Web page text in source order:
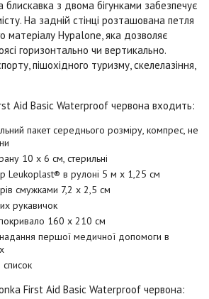
блискавка з двома бігунками забезпечує
На задній стінці розташована петля
матеріалу Hypalone , яка дозволяє
горизонтально чи вертикально.
пішохідного туризму, скелелазіння,
Aid Basic Waterproof червона входить:
пакет середнього розміру, компрес, не
10 x 6 см, стерильні
Leukoplast® в рулоні 5 м x 1,25 см
смужками 7,2 x 2,5 см
рукавичок
160 x 210 см
надання першої медичної допомоги в
First Aid Basic Waterproof червона: